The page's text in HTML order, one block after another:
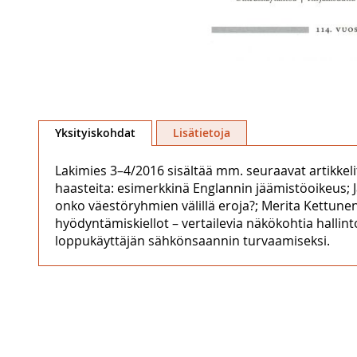
to
the
images
gallery
Yksityiskohdat
Lakimies 3–4/2016 sisältää mm. seuraavat
haasteita: esimerkkinä Englannin
onko väestöryhmien välillä eroja?; Merita
hyödyntämiskiellot – vertailevia näkökohtia
loppukäyttäjän sähkönsaannin turvaamiseksi.
Lisätietoja